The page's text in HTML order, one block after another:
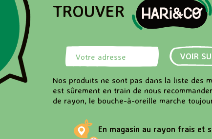
TROUVER
Rechercher une adresse
VOIR
Nos produits ne sont pas dans la liste des
est sûrement en train de nous
de rayon, le bouche-à-oreille marche
En magasin au rayon frais et